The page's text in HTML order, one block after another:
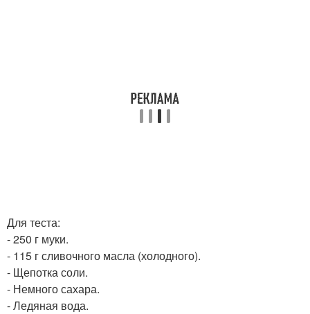
Для теста:
- 250 г муки.
- 115 г сливочного масла (холодного).
- Щепотка соли.
- Немного сахара.
- Ледяная вода.